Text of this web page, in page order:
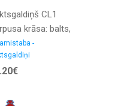
CL1
krāsa: balts,
krāsa:
Platums: 40
Dziļums: 35 cm,
-